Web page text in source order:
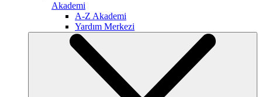
Akademi
A-Z Akademi
Yardım Merkezi